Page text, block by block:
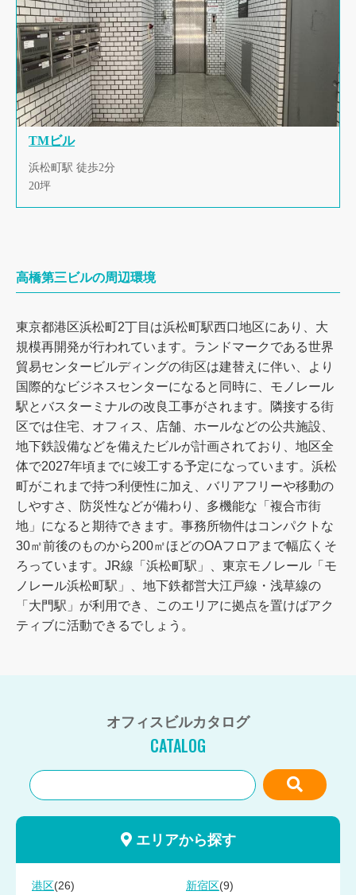
TMビル
浜松町駅 徒歩2分
20坪
高橋第三ビルの周辺環境
東京都港区浜松町2丁目は浜松町駅西口地区にあり、大
規模再開発が行われています。ランドマークである世界
貿易センタービルディングの街区は建替えに伴い、より
国際的なビジネスセンターになると同時に、モノレール
駅とバスターミナルの改良工事がされます。隣接する街
区では住宅、オフィス、店舗、ホールなどの公共施設、
地下鉄設備などを備えたビルが計画されており、地区全
体で2027年頃までに竣工する予定になっています。浜松
町がこれまで持つ利便性に加え、バリアフリーや移動の
しやすさ、防災性などが備わり、多機能な「複合市街
地」になると期待できます。事務所物件はコンパクトな
30㎡前後のものから200㎡ほどのOAフロアまで幅広くそ
ろっています。JR線「浜松町駅」、東京モノレール「モ
ノレール浜松町駅」、地下鉄都営大江戸線・浅草線の
「大門駅」が利用でき、このエリアに拠点を置けばアク
ティブに活動できるでしょう。
オフィスビルカタログ
CATALOG
エリアから探す
港区 (26) 新宿区 (9)